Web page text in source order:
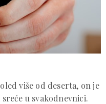
više od deserta, on je
u svakodnevnici.